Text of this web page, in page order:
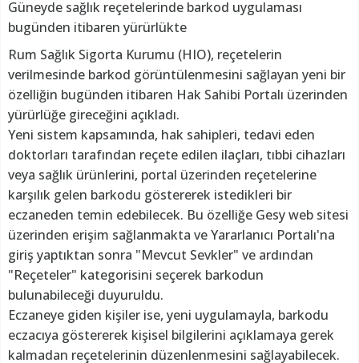
Güneyde sağlık reçetelerinde barkod uygulaması
bugünden itibaren yürürlükte
Rum Sağlık Sigorta Kurumu (HIO), reçetelerin
verilmesinde barkod görüntülenmesini sağlayan yeni bir
özelliğin bugünden itibaren Hak Sahibi Portalı üzerinden
yürürlüğe gireceğini açıkladı.
Yeni sistem kapsamında, hak sahipleri, tedavi eden
doktorları tarafından reçete edilen ilaçları, tıbbi cihazları
veya sağlık ürünlerini, portal üzerinden reçetelerine
karşılık gelen barkodu göstererek istedikleri bir
eczaneden temin edebilecek. Bu özelliğe Gesy web sitesi
üzerinden erişim sağlanmakta ve Yararlanıcı Portalı'na
giriş yaptıktan sonra "Mevcut Sevkler" ve ardından
"Reçeteler" kategorisini seçerek barkodun
bulunabileceği duyuruldu.
Eczaneye giden kişiler ise, yeni uygulamayla, barkodu
eczacıya göstererek kişisel bilgilerini açıklamaya gerek
kalmadan reçetelerinin düzenlenmesini sağlayabilecek.